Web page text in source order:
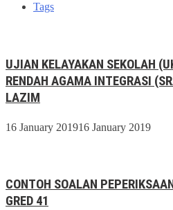
Tags
UJIAN KELAYAKAN SEKOLAH
RENDAH AGAMA INTEGRASI
LAZIM
16 January 201916 January 2019
CONTOH SOALAN
GRED 41